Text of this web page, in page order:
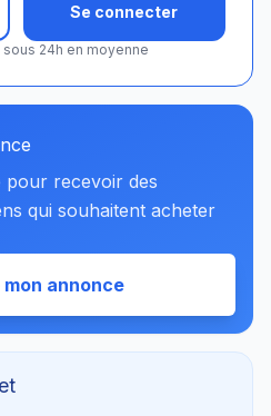
Se connecter
sous 24h en moyenne
pour recevoir des
qui souhaitent acheter
annonce